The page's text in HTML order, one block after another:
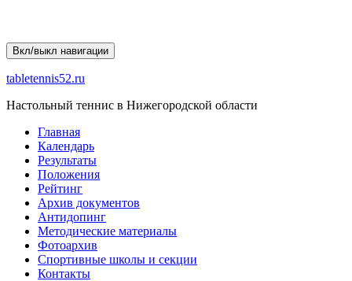
Вкл/выкл навигации
tabletennis52.ru
Настольный теннис в Нижегородской области
Главная
Календарь
Результаты
Положения
Рейтинг
Архив документов
Антидопинг
Методические материалы
Фотоархив
Спортивные школы и секции
Контакты